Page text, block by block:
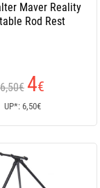
Maver Reality
Rod Rest
6,50€ 4€
UP*: 6,50€